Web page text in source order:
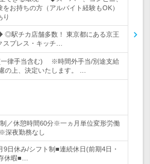
お持ちの方（アルバイト経験もOK）
り
駅チカ店舗多数！ 東京都にある京王
スプレス・キッチ…
律手当含む) ※時間外手当/別途支給
の上、決定いたします。 …
／休憩時間60分※一ヵ月単位変形労働
深夜勤務なし
日休み/シフト制■連続休日(前期4日・
休暇■…